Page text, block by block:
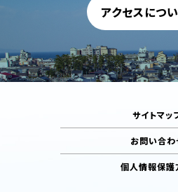
アクセスにつ
サイトマッ
お問い合わ
個人情報保護